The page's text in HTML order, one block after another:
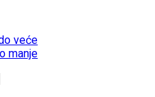
veće
manje